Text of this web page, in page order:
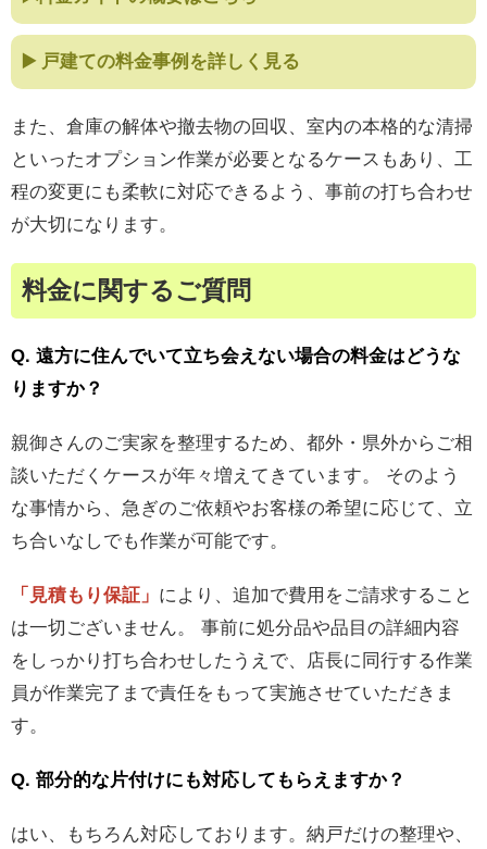
▶️ 戸建ての料金事例を詳しく見る
また、倉庫の解体や撤去物の回収、室内の本格的な清掃
といったオプション作業が必要となるケースもあり、工
程の変更にも柔軟に対応できるよう、事前の打ち合わせ
が大切になります。
料金に関するご質問
Q. 遠方に住んでいて立ち会えない場合の料金はどうな
りますか？
親御さんのご実家を整理するため、都外・県外からご相
談いただくケースが年々増えてきています。 そのよう
な事情から、急ぎのご依頼やお客様の希望に応じて、立
ち合いなしでも作業が可能です。
「見積もり保証」 により、追加で費用をご請求すること
は一切ございません。 事前に処分品や品目の詳細内容
をしっかり打ち合わせしたうえで、店長に同行する作業
員が作業完了まで責任をもって実施させていただきま
す。
Q. 部分的な片付けにも対応してもらえますか？
はい、もちろん対応しております。納戸だけの整理や、